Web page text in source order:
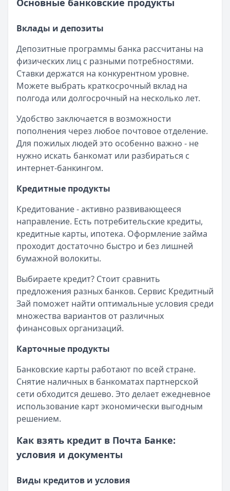
Альфа-Банк— Вторичное жилье
Т-Банк— Новостройка
Альфа-Банк— Готовый дом без господдержки
Рейтинг:4.9
— Комбо-ипотека для семей с детьми
Рейтинг:4.6
Альфа-Банк— Новостройка
Рейтинг:4.9
ДОМ.РФ Банк— Семейная ипотека
Рейтинг:4.8
Все ипотечные программы
Вклады — лучшие предложения
Газпромбанк
Рейтинг:4.6
Рейтинг:4.6
Газпромбанк— Ежедневный процент
Рейтинг:4.6
Т-Банк— СмартВклад
Рейтинг:4.6
Газпромбанк— Ключевой момент
Рейтинг:4.6
Т-Банк— СмартВклад (CNY)
Рейтинг:4.6
Газпромбанк— Ежедневная выгода
Рейтинг:
Газпромбанк— Новые деньги
Все вклады
Дебетовые карты — лучшие предложения
Т-Банк— S7 — T‑Bank
Обслуживание:Бесплатно
Рейтинг:4.6
Альфа-Банк
— Апельсиновая карта
Бесплатно
Рейтинг:4.9
Обслуживание:Бесплатно
При выборе финансовых продуктов важно
Сервис Кредитный Зай поможет подобрать
наиболее выгодные условия по кредитам,
вкладам и другим банковским продуктам с
учетом ваших потребностей.
Перспективы развития
Цифровая трансформация
Несмотря на традиционную основу, Почта Банк
активно инвестирует в технологии. Мобильное
приложение, интернет-банкинг, онлайн-заявки -
все это становится неотъемлемой частью
сервиса.
Расширение продуктовой линейки
Банк продолжает диверсифицировать свои
услуги, добавляя новые продукты и улучшая
существующие. Особое внимание уделяется
потребностям людей старшего возраста и
жителей небольших городов.
Заключение
История Почта Банка - это пример того, как
можно успешно сочетать традиционные
подходы с современными технологиями. Банк
развиваться, предлагая клиентам доступные и
понятные финансовые услуги. Его уникальная
модель работы через почтовые отделения
остается актуальной и востребованной,
особенно в регионах с ограниченной
Часто задаваемые вопросы
1. Когда был основан Почта Банк в его
Читать статью
Все статьи
Основные банковские продукты
Вклады и депозиты
Депозитные программы банка рассчитаны на
физических лиц с разными потребностями.
Ставки держатся на конкурентном уровне.
Можете выбрать краткосрочный вклад на
полгода или долгосрочный на несколько лет.
Удобство заключается в возможности
пополнения через любое почтовое отделение.
Для пожилых людей это особенно важно - не
нужно искать банкомат или разбираться с
интернет-банкингом.
Кредитные продукты
Кредитование - активно развивающееся
направление. Есть потребительские кредиты,
кредитные карты, ипотека. Оформление займа
проходит достаточно быстро и без лишней
бумажной волокиты.
Выбираете кредит? Стоит сравнить
предложения разных банков. Сервис Кредитный
Зай поможет найти оптимальные условия среди
множества вариантов от различных
финансовых организаций.
Карточные продукты
Банковские карты работают по всей стране.
Снятие наличных в банкоматах партнерской
сети обходится дешево. Это делает ежедневное
использование карт экономически выгодным
решением.
Как взять кредит в Почта Банке:
условия и документы
Виды кредитов и условия